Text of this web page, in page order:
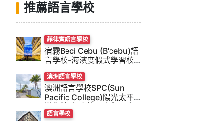
推薦語言學校
菲律賓語言學校
宿霧Beci Cebu (B'cebu)語
言學校-海濱度假式學習校
澳洲語言學校
澳洲語言學校SPC(Sun
Pacific College)陽光太平
三餐全包度假式學習
語言學校